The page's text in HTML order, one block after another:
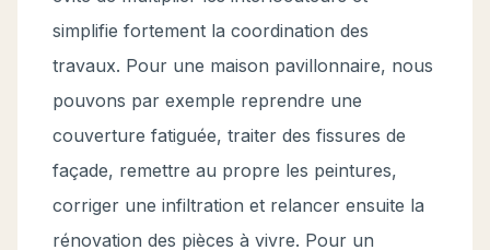
simplifie fortement la coordination des
travaux. Pour une maison pavillonnaire, nous
pouvons par exemple reprendre une
couverture fatiguée, traiter des fissures de
façade, remettre au propre les peintures,
corriger une infiltration et relancer ensuite la
rénovation des pièces à vivre. Pour un